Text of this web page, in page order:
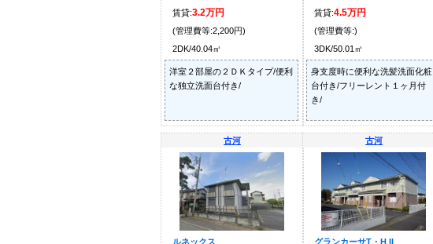
賃貸:3.2万円
(管理費等:2,200円)
2DK/40.04㎡
洋室２部屋の２ＤＫタイプ/便利
な独立洗面台付き/
賃貸:4.5万円
(管理費等:)
3DK/50.01㎡
身支度時に便利な洗髪洗面化粧
台付き/フリーレント１ヶ月付
き/
古河
ルネックス
古河
グランカーサT・H II